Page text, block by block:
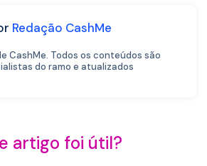
Redação CashMe
CashMe. Todos os conteúdos são
do ramo e atualizados
artigo foi útil?